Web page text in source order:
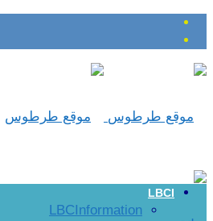
LBCI
LBCInformation